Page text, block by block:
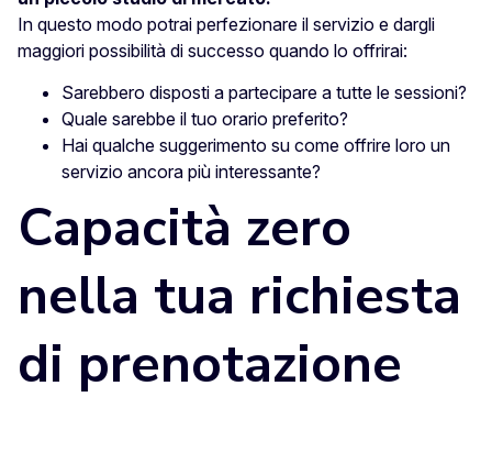
In questo modo potrai perfezionare il servizio e dargli
maggiori possibilità di successo quando lo offrirai:
Sarebbero disposti a partecipare a tutte le sessioni?
Quale sarebbe il tuo orario preferito?
Hai qualche suggerimento su come offrire loro un
servizio ancora più interessante?
Capacità zero
nella tua richiesta
di prenotazione